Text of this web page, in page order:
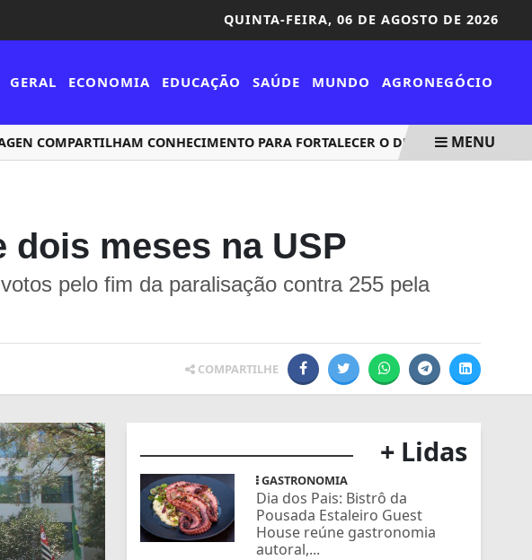
QUINTA-FEIRA, 06 DE AGOSTO DE 2026
GERAL ECONOMIA EDUCAÇÃO SAÚDE MUNDO AGRONEGÓCIO
COMPARTILHAM CONHECIMENTO PARA FORTALECER O DESEMPENHO
MENU
dois meses na USP
pelo fim da paralisação contra 255 pela
COMPARTILHE
+ Lidas
GASTRONOMIA
Dia dos Pais: Bistrô da
Pousada Estaleiro Guest
House reúne gastronomia
autoral,...